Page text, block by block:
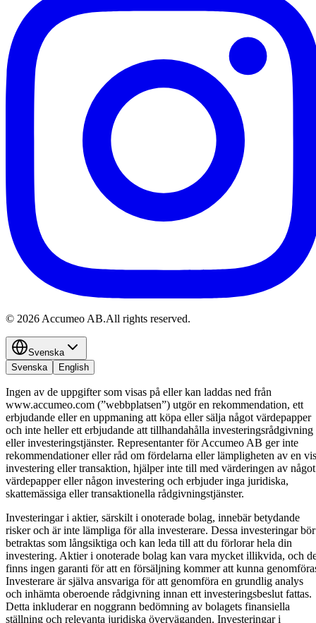
© 2026 Accumeo AB.All rights reserved.
Svenska
Svenska
English
Ingen av de uppgifter som visas på eller kan laddas ned från
www.accumeo.com (”webbplatsen”) utgör en rekommendation, ett
erbjudande eller en uppmaning att köpa eller sälja något värdepapper
och inte heller ett erbjudande att tillhandahålla investeringsrådgivning
eller investeringstjänster. Representanter för Accumeo AB ger inte
rekommendationer eller råd om fördelarna eller lämpligheten av en
investering eller transaktion, hjälper inte till med värderingen av något
värdepapper eller någon investering och erbjuder inga juridiska,
skattemässiga eller transaktionella rådgivningstjänster.
Investeringar i aktier, särskilt i onoterade bolag, innebär betydande
risker och är inte lämpliga för alla investerare. Dessa investeringar bör
betraktas som långsiktiga och kan leda till att du förlorar hela din
investering. Aktier i onoterade bolag kan vara mycket illikvida, och
finns ingen garanti för att en försäljning kommer att kunna
Investerare är själva ansvariga för att genomföra en grundlig analys
och inhämta oberoende rådgivning innan ett investeringsbeslut fattas.
Detta inkluderar en noggrann bedömning av bolagets finansiella
ställning och relevanta juridiska överväganden. Investeringar i